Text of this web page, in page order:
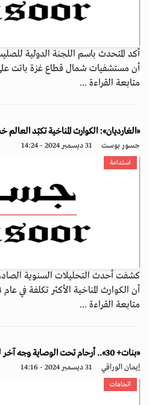
أكد المتحدث باسم اللجنة الدولية
أن مستشفيات شمال قطاع غزة باتت على
متابعة القراءة ...
«الغارديان»: الكوارث المناخية تكبّد العالم خسائر بـ229 مليار
جسور بوست 31 ديسمبر 2024 - 14:24
استدامة
كشفت أحدث التحليلات السنوية
أن الكوارث المناخية الأكثر تكلفة في عام 2024 أسفرت عن خسائر...
متابعة القراءة ...
«بنات+ 30».. أرحام تحت الوصاية وجه آخر للتمييز في مصر
إيمان الوراقي 31 ديسمبر 2024 - 14:16
اتجاهات